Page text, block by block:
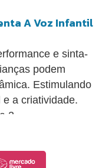
A Voz Infantil
e sinta-
podem
Estimulando
a criatividade.
2.